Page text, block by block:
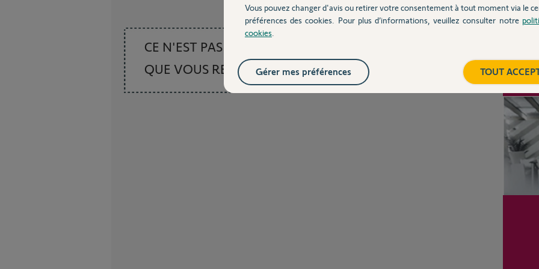
CE N'EST PAS CE
QUE VOUS RECHERCHEZ
Posez votre question
Vous pouvez changer d'avis ou retirer votre consentement à tout moment via le
préférences des cookies. Pour plus d’informations, veuillez consulter notre
cookies
TOUT
Gérer mes préférences